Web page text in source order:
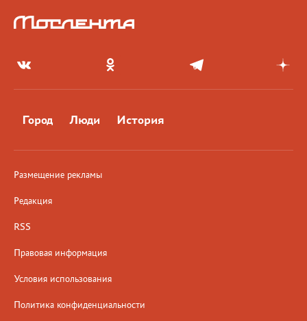
Город Люди История
Размещение рекламы
Редакция
RSS
Правовая информация
Условия использования
Политика конфиденциальности